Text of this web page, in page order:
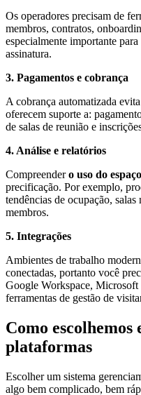
Os operadores precisam de
membros, contratos,
especialmente importante
assinatura.
3. Pagamentos e cobrança
A cobrança automatizada
oferecem suporte a:
de salas de reunião e
4. Análise e relatórios
Compreendero uso do espaço
precificação. Por exemplo,
tendências de ocupação, salas
membros.
5. Integrações
Ambientes de trabalho
conectadas, portanto você
Google Workspace, Microsoft
ferramentas de gestão de
Como escolhemos
plataformas
Escolher um sistema
algo bem complicado, bem